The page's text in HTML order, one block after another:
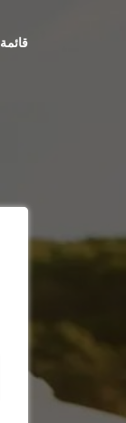
قائمة